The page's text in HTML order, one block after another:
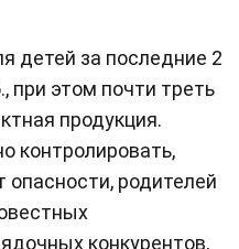
детей за последние 2
при этом почти треть
продукция.
контролировать,
опасности, родителей
конкурентов,